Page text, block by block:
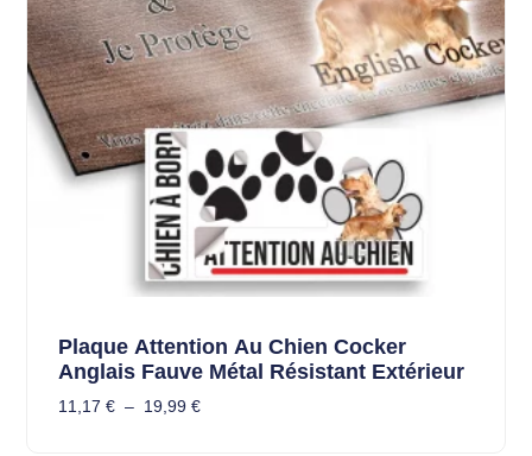
Plaque Attention Au Chien Cocker
Anglais Fauve Métal Résistant Extérieur
11,17 € – 19,99 €